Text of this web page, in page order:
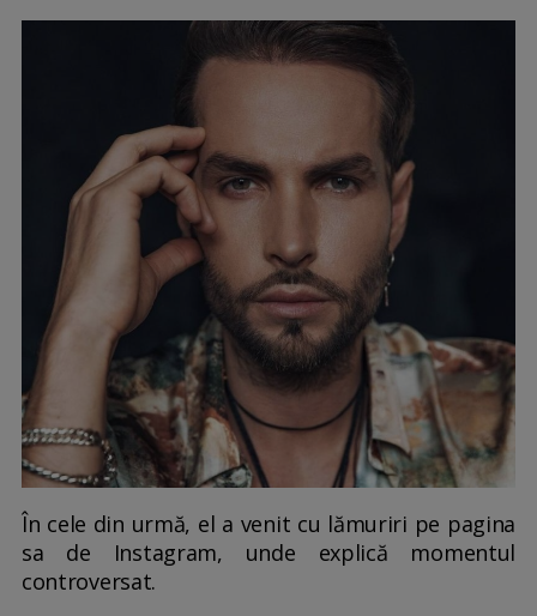
În cele din urmă, el a venit cu lămuriri pe pagina
sa de Instagram, unde explică momentul
controversat.